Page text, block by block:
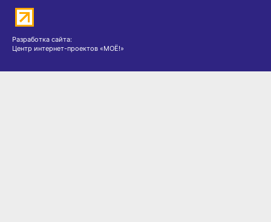
Разработка сайта:
Центр интернет-проектов «МОЁ!»